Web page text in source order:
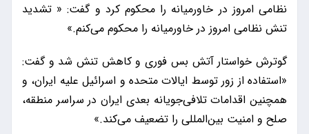
نظامی امروز در خاورمیانه را محکوم کرد و گفت: « تشدید
تنش نظامی امروز در خاورمیانه را محکوم می‌کنم.»
گوترش خواستار آتش بس فوری و کاهش تنش شد و گفت:
«استفاده از زور توسط ایالات متحده و اسرائیل علیه ایران، و
همچنین اقدامات تلافی‌جویانه بعدی ایران در سراسر منطقه،
صلح و امنیت بین‌المللی را تضعیف می‌کند.»